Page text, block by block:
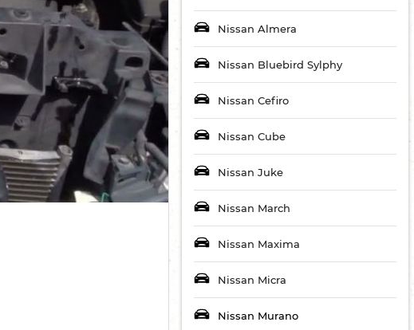
Nissan Almera
Nissan Bluebird Sylphy
Nissan Cefiro
Nissan Cube
Nissan Juke
Nissan March
Nissan Maxima
Nissan Micra
Nissan Murano